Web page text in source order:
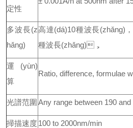
定性
多波長(z
hǎng)
高達(dá)10種波長(zhǎng)
種波長(zhǎng)，
運(yùn)
算
Ratio, difference, formulae
光譜范圍Any range between 190 and
掃描速度100 to 2000nm/min